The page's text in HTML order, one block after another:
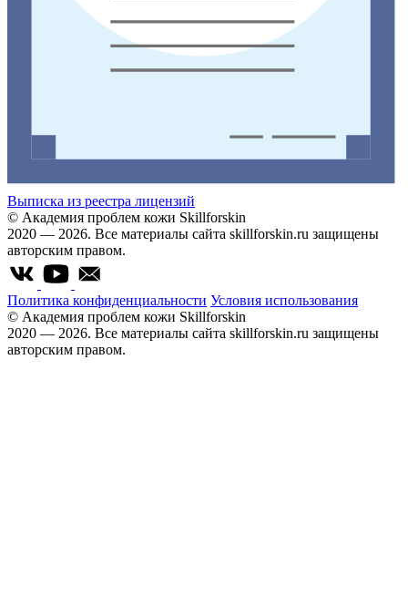
Выписка из реестра лицензий
© Академия проблем кожи Skillforskin
2020 — 2026. Все материалы сайта skillforskin.ru защищены
авторским правом.
Политика конфиденциальности Условия использования
© Академия проблем кожи Skillforskin
2020 — 2026. Все материалы сайта skillforskin.ru защищены
авторским правом.